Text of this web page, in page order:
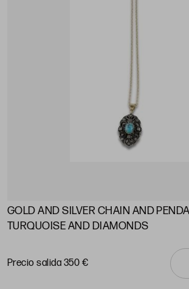
GOLD AND SILVER CHAIN ​​AND
TURQUOISE AND DIAMONDS
Precio salida 350 €